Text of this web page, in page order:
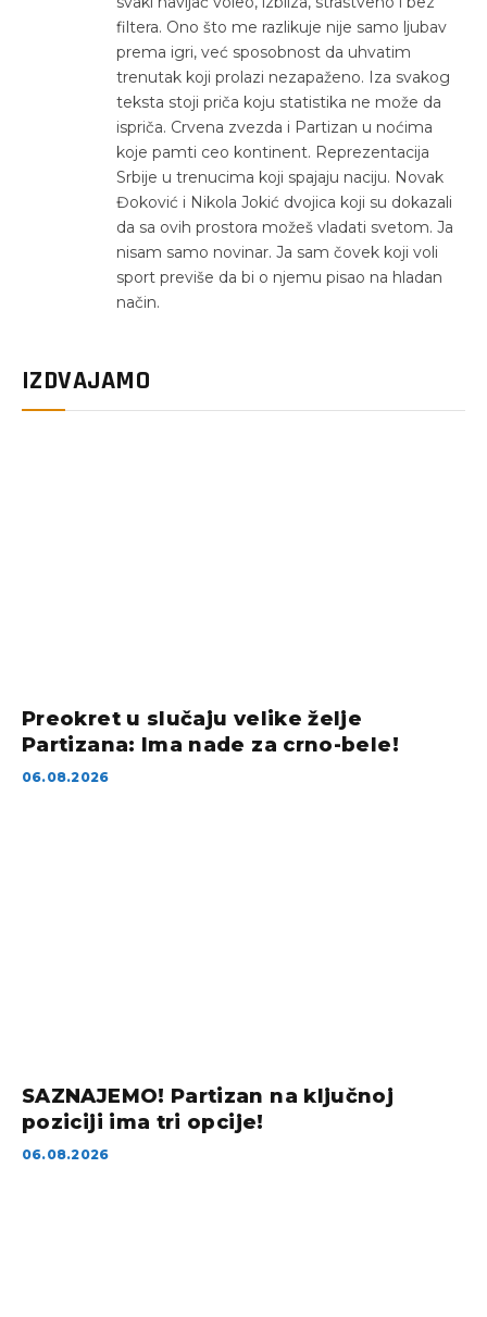
filtera. Ono što me razlikuje nije samo ljubav
prema igri, već sposobnost da uhvatim
trenutak koji prolazi nezapaženo. Iza svakog
teksta stoji priča koju statistika ne može da
ispriča. Crvena zvezda i Partizan u noćima
koje pamti ceo kontinent. Reprezentacija
Srbije u trenucima koji spajaju naciju. Novak
Đoković i Nikola Jokić dvojica koji su dokazali
da sa ovih prostora možeš vladati svetom. Ja
nisam samo novinar. Ja sam čovek koji voli
sport previše da bi o njemu pisao na hladan
način.
IZDVAJAMO
Preokret u slučaju velike želje
Partizana: Ima nade za crno-bele!
06.08.2026
SAZNAJEMO! Partizan na ključnoj
poziciji ima tri opcije!
06.08.2026